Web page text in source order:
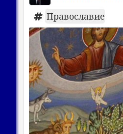
Православие